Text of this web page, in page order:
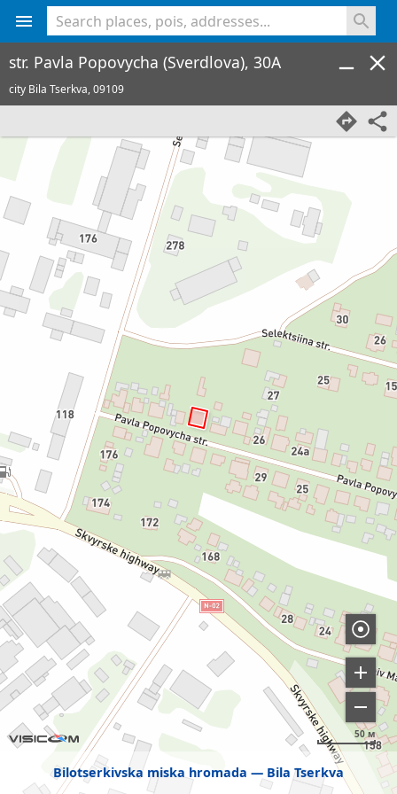
Bilotserkivska miska hromada Bila Tserkva
50 м
str. Pavla Popovycha (Sverdlova), 30A
city Bila Tserkva,09109
<% console.log(hcard) %>